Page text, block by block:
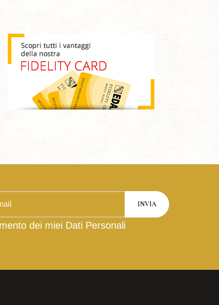
dei miei Dati Personali